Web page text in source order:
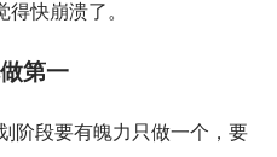
快崩溃了。
第一
阶段要有魄力只做一个，要